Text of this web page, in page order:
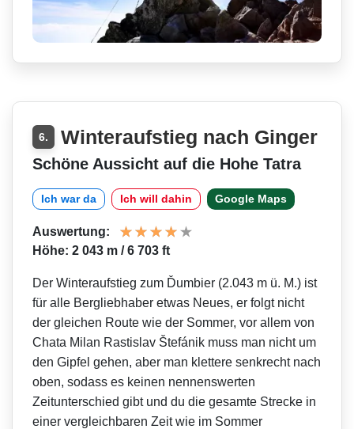
6. Winteraufstieg nach Ginger
Schöne Aussicht auf die Hohe Tatra
Ich war da Ich will dahin Google Maps
Auswertung:
Höhe: 2 043 m / 6 703 ft
Der Winteraufstieg zum Ďumbier (2.043 m ü. M.) ist
für alle Bergliebhaber etwas Neues, er folgt nicht
der gleichen Route wie der Sommer, vor allem von
Chata Milan Rastislav Štefánik muss man nicht um
den Gipfel gehen, aber man klettere senkrecht nach
oben, sodass es keinen nennenswerten
Zeitunterschied gibt und du die gesamte Strecke in
einer vergleichbaren Zeit wie im Sommer